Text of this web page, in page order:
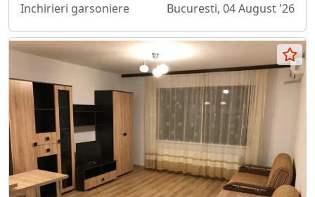
Inchirieri garsoniere
Bucuresti, 04 August '26